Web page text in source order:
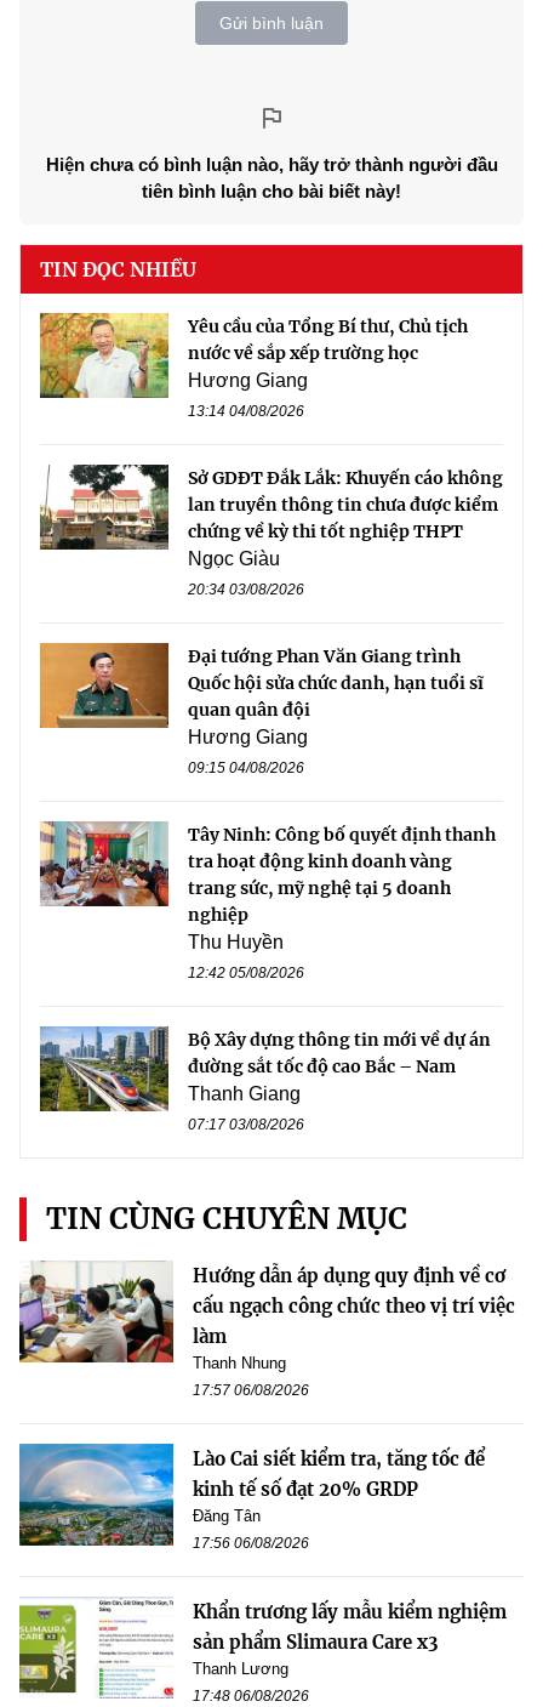
Gửi bình luận
Hiện chưa có bình luận nào, hãy trở thành người đầu
tiên bình luận cho bài biết này!
TIN ĐỌC NHIỀU
Yêu cầu của Tổng Bí thư, Chủ tịch
nước về sắp xếp trường học
Hương Giang
13:14 04/08/2026
Sở GDĐT Đắk Lắk: Khuyến cáo không
lan truyền thông tin chưa được kiểm
chứng về kỳ thi tốt nghiệp THPT
Ngọc Giàu
20:34 03/08/2026
Đại tướng Phan Văn Giang trình
Quốc hội sửa chức danh, hạn tuổi sĩ
quan quân đội
Hương Giang
09:15 04/08/2026
Tây Ninh: Công bố quyết định thanh
tra hoạt động kinh doanh vàng
trang sức, mỹ nghệ tại 5 doanh
nghiệp
Thu Huyền
12:42 05/08/2026
Bộ Xây dựng thông tin mới về dự án
đường sắt tốc độ cao Bắc – Nam
Thanh Giang
07:17 03/08/2026
TIN CÙNG CHUYÊN MỤC
Hướng dẫn áp dụng quy định về cơ
cấu ngạch công chức theo vị trí việc
làm
Thanh Nhung
17:57 06/08/2026
Lào Cai siết kiểm tra, tăng tốc để
kinh tế số đạt 20% GRDP
Đăng Tân
17:56 06/08/2026
Khẩn trương lấy mẫu kiểm nghiệm
sản phẩm Slimaura Care x3
Thanh Lương
17:48 06/08/2026